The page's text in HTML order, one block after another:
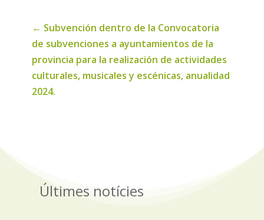
← Subvención dentro de la Convocatoria
de subvenciones a ayuntamientos de la
provincia para la realización de actividades
culturales, musicales y escénicas, anualidad
2024.
Últimes notícies